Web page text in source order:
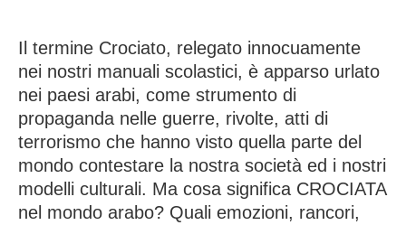
Il termine Crociato, relegato innocuamente
nei nostri manuali scolastici, è apparso urlato
nei paesi arabi, come strumento di
propaganda nelle guerre, rivolte, atti di
terrorismo che hanno visto quella parte del
mondo contestare la nostra società ed i nostri
modelli culturali. Ma cosa significa CROCIATA
nel mondo arabo? Quali emozioni, rancori,